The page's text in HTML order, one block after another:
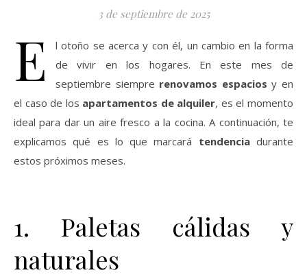
3 de septiembre de 2025
E
l otoño se acerca y con él, un cambio en la forma
de vivir en los hogares. En este mes de
septiembre siempre renovamos espacios y en
el caso de los apartamentos de alquiler, es el momento
ideal para dar un aire fresco a la cocina. A continuación, te
explicamos qué es lo que marcará tendenciadurante
estos próximos meses.
1. Paletas cálidas y
naturales